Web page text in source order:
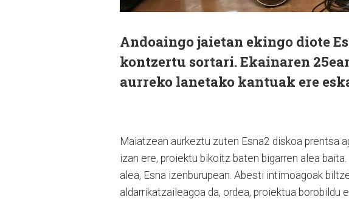
Andoaingo jaietan ekingo diote
kontzertu sortari. Ekainaren
aurreko lanetako kantuak ere
Maiatzean aurkeztu zuten Esna2 diskoa prentsa
izan ere, proiektu bikoitz baten bigarren alea
alea, Esna izenburupean. Abesti intimoagoak
aldarrikatzaileagoa da, ordea, proiektua borobildu